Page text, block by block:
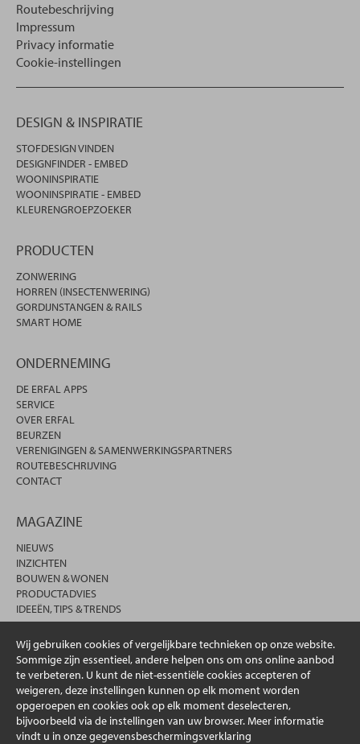
Wij gebruiken cookies of vergelijkbare technieken op onze website.
Sommige zijn essentieel, andere helpen ons om ons online aanbod
te verbeteren. U kunt de niet-essentiële cookies accepteren of
weigeren, deze instellingen kunnen op elk moment worden
opgeroepen en cookies ook op elk moment deselecteren,
bijvoorbeeld via de instellingen van uw browser. Meer informatie
vindt u in onze gegevensbeschermingsverklaring
Routebeschrijving
Impressum
Privacy informatie
Cookie-instellingen
DESIGN & INSPIRATIE
STOFDESIGN VINDEN
DESIGNFINDER - EMBED
WOONINSPIRATIE
WOONINSPIRATIE - EMBED
KLEURENGROEPZOEKER
PRODUCTEN
ZONWERING
HORREN (INSECTENWERING)
GORDIJNSTANGEN & RAILS
SMART HOME
ONDERNEMING
DE ERFAL APPS
SERVICE
OVER ERFAL
BEURZEN
VERENIGINGEN & SAMENWERKINGSPARTNERS
ROUTEBESCHRIJVING
CONTACT
MAGAZINE
NIEUWS
INZICHTEN
BOUWEN & WONEN
PRODUCTADVIES
IDEEËN, TIPS & TRENDS